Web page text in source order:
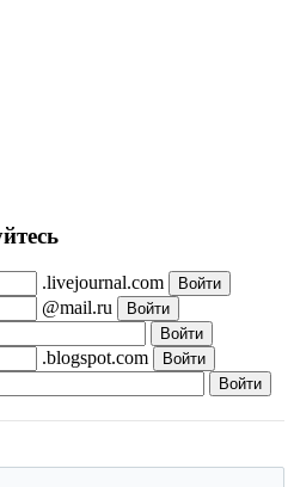
.livejournal.com
@mail.ru
.blogspot.com